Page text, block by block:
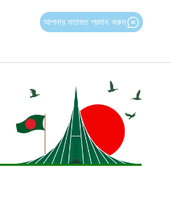
আপনার মতামত প্রদান করুন